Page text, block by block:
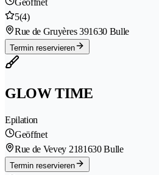
Geöffnet
5(4)
Rue de Gruyères 391630 Bulle
Termin reservieren
GLOW TIME
Epilation
Geöffnet
Rue de Vevey 2181630 Bulle
Termin reservieren